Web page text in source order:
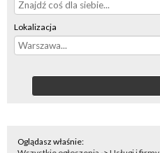
Lokalizacja
Oglądasz właśnie: